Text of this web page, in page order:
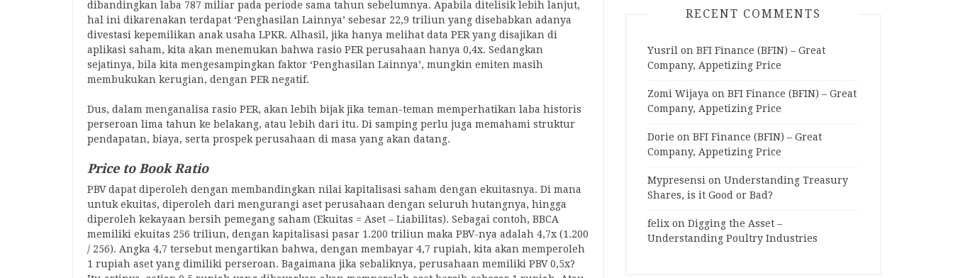
dibandingkan laba 787 miliar pada periode sama tahun sebelumnya. Apabila ditelisik lebih lanjut,
hal ini dikarenakan terdapat ‘Penghasilan Lainnya’ sebesar 22,9 triliun yang disebabkan adanya
divestasi kepemilikan anak usaha LPKR. Alhasil, jika hanya melihat data PER yang disajikan di
aplikasi saham, kita akan menemukan bahwa rasio PER perusahaan hanya 0,4x. Sedangkan
sejatinya, bila kita mengesampingkan faktor ‘Penghasilan Lainnya’, mungkin emiten masih
membukukan kerugian, dengan PER negatif.
Dus, dalam menganalisa rasio PER, akan lebih bijak jika teman-teman memperhatikan laba historis
perseroan lima tahun ke belakang, atau lebih dari itu. Di samping perlu juga memahami struktur
pendapatan, biaya, serta prospek perusahaan di masa yang akan datang.
Price to Book Ratio
PBV dapat diperoleh dengan membandingkan nilai kapitalisasi saham dengan ekuitasnya. Di mana
untuk ekuitas, diperoleh dari mengurangi aset perusahaan dengan seluruh hutangnya, hingga
diperoleh kekayaan bersih pemegang saham (Ekuitas = Aset – Liabilitas). Sebagai contoh, BBCA
memiliki ekuitas 256 triliun, dengan kapitalisasi pasar 1.200 triliun maka PBV-nya adalah 4,7x (1.200
/ 256). Angka 4,7 tersebut mengartikan bahwa, dengan membayar 4,7 rupiah, kita akan memperoleh
1 rupiah aset yang dimiliki perseroan. Bagaimana jika sebaliknya, perusahaan memiliki PBV 0,5x?
RECENT COMMENTS
Yusril on BFI Finance (BFIN) – Great
Company, Appetizing Price
Zomi Wijaya on BFI Finance (BFIN) – Great
Company, Appetizing Price
Dorie on BFI Finance (BFIN) – Great
Company, Appetizing Price
Mypresensi on Understanding Treasury
Shares, is it Good or Bad?
felix on Digging the Asset –
Understanding Poultry Industries